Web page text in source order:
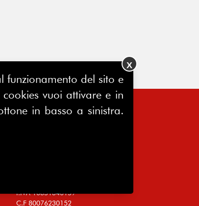
P.IVA 10651340159
C.F 80076230152
funzionamento del sito e
vuoi attivare e in
in basso a sinistra.
X